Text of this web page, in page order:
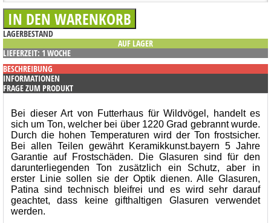
LAGERBESTAND
AUF LAGER
LIEFERZEIT: 1 WOCHE
BESCHREIBUNG
INFORMATIONEN
FRAGE ZUM PRODUKT
Bei dieser Art von Futterhaus für Wildvögel, handelt es
sich um Ton, welcher bei über 1220 Grad gebrannt wurde.
Durch die hohen Temperaturen wird der Ton frostsicher.
Bei allen Teilen gewährt Keramikkunst.bayern 5 Jahre
Garantie auf Frostschäden. Die Glasuren sind für den
darunterliegenden Ton zusätzlich ein Schutz, aber in
erster Linie sollen sie der Optik dienen. Alle Glasuren,
Patina sind technisch bleifrei und es wird sehr darauf
geachtet, dass keine gifthaltigen Glasuren verwendet
werden.